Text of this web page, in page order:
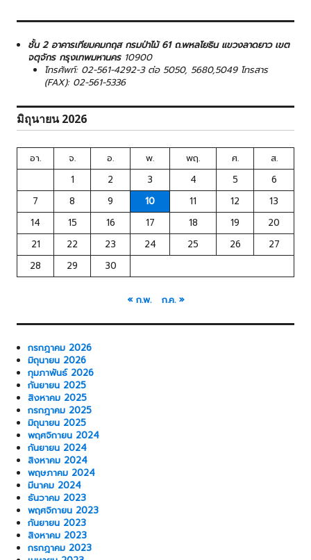
ชั้น 2 อาคารเทียมคมกฤส กรมป่าไม้ 61 ถ.พหลโยธิน แขวงลาดยาว เขต
จตุจักร กรุงเทพมหานคร 10900
โทรศัพท์: 02-561-4292-3 ต่อ 5050, 5680,5049 โทรสาร
(FAX): 02-561-5336
มิถุนายน 2026
อา. จ. อ. พ. พฤ. ศ.
ส.
1
2 3 4 5
6
7
8 9 10 11 12
13
14
15 16 17 18 19
20
21
22 23 24 25 26
27
28
29 30
« ก.พ. ก.ค. »
กรกฎาคม 2026
มิถุนายน 2026
กุมภาพันธ์ 2026
กันยายน 2025
สิงหาคม 2025
กรกฎาคม 2025
มิถุนายน 2025
พฤศจิกายน 2024
กันยายน 2024
สิงหาคม 2024
พฤษภาคม 2024
มีนาคม 2024
ธันวาคม 2023
พฤศจิกายน 2023
กันยายน 2023
สิงหาคม 2023
กรกฎาคม 2023